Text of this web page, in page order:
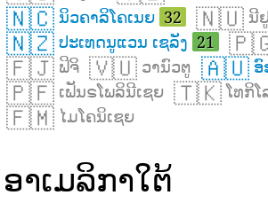
🇳🇨 ນິວຄາລິໂຄເນຍ 32 🇳🇺 ນີຢູ
🇳🇿 ປະເທດນູແວນ ເຊລັງ 21
🇫🇯 ຟິຈິ 🇻🇺 ວານົວຕູ 🇦🇺 ອົ
🇵🇫 ເຟັນຣໂພລິນີເຊຍ 🇹🇰ໂທກິໂ
🇫🇲 ໄມໂຄນິເຊຍ
ອາເມລິກາໃຕ້